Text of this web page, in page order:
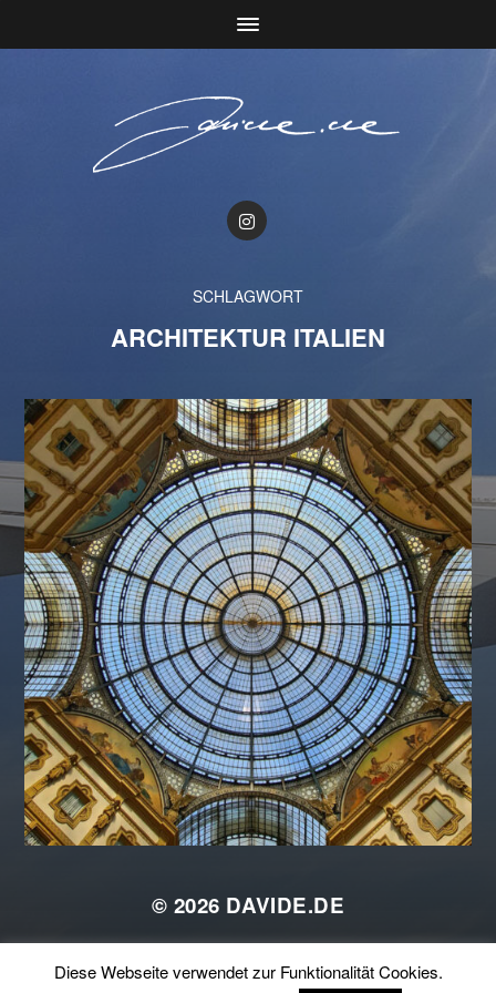
SCHLAGWORT
ARCHITEKTUR ITALIEN
© 2026 DAVIDE.DE
Diese Webseite verwendet zur Funktionalität Cookies.